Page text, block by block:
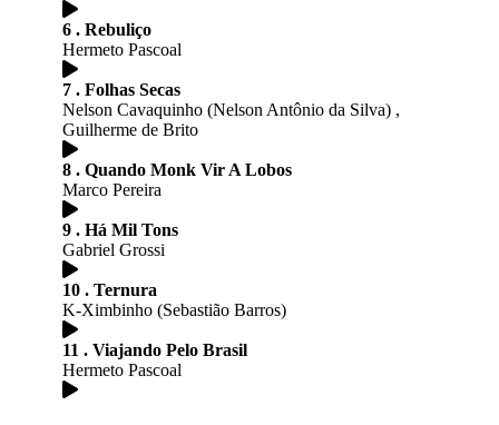
6 . Rebuliço
Hermeto Pascoal
7 . Folhas Secas
Nelson Cavaquinho (Nelson Antônio da Silva) ,
Guilherme de Brito
8 . Quando Monk Vir A Lobos
Marco Pereira
9 . Há Mil Tons
Gabriel Grossi
10 . Ternura
K-Ximbinho (Sebastião Barros)
11 . Viajando Pelo Brasil
Hermeto Pascoal